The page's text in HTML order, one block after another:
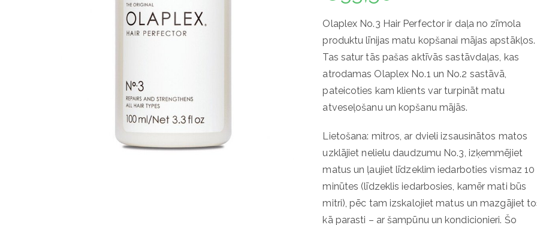
Olaplex No.3 Hair Perfector ir daļa no zīmola
produktu līnijas matu kopšanai mājas apstākļos.
Tas satur tās pašas aktīvās sastāvdaļas, kas
atrodamas Olaplex No.1 un No.2 sastāvā,
pateicoties kam klients var turpināt matu
atveseļošanu un kopšanu mājās.
Lietošana: mitros, ar dvieli izsausinātos matos
uzklājiet nelielu daudzumu No.3, izķemmējiet
matus un ļaujiet līdzeklim iedarboties vismaz 10
minūtes (līdzeklis iedarbosies, kamēr mati būs
mitri), pēc tam izskalojiet matus un mazgājiet
kā parasti – ar šampūnu un kondicionieri. Šo